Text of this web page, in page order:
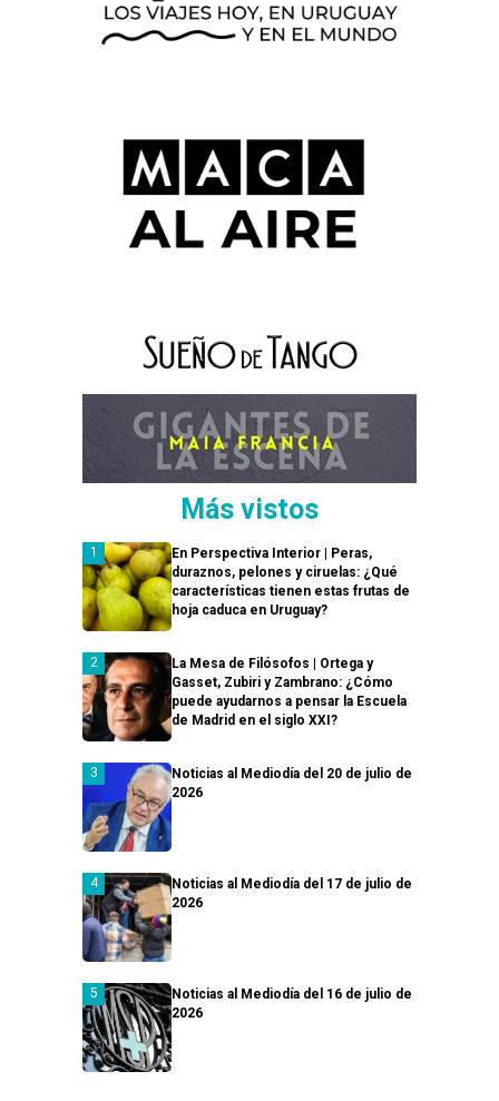
Más vistos
En Perspectiva Interior | Peras,
duraznos, pelones y ciruelas: ¿Qué
características tienen estas frutas de
hoja caduca en Uruguay?
La Mesa de Filósofos | Ortega y
Gasset, Zubiri y Zambrano: ¿Cómo
puede ayudarnos a pensar la Escuela
de Madrid en el siglo XXI?
Noticias al Mediodía del 20 de julio de
2026
Noticias al Mediodía del 17 de julio de
2026
Noticias al Mediodía del 16 de julio de
2026